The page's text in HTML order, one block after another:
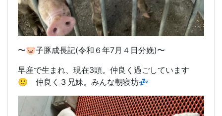
〜🐷子豚成長記(令和６年7月４日分娩)〜
早産で生まれ、現在3頭。仲良く過ごしています
🙂 仲良く３兄妹。みんな朝寝坊💤